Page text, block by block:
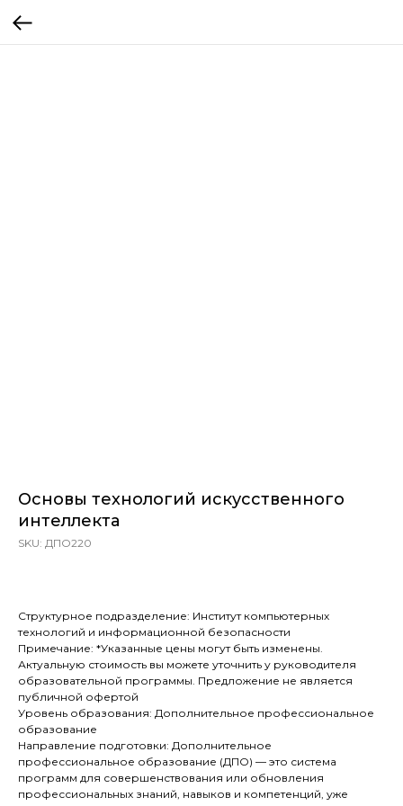
Основы технологий искусственного
интеллекта
SKU: ДПО220
Структурное подразделение: Институт компьютерных
технологий и информационной безопасности
Примечание: *Указанные цены могут быть изменены.
Актуальную стоимость вы можете уточнить у руководителя
образовательной программы. Предложение не является
публичной офертой
Уровень образования: Дополнительное профессиональное
образование
Направление подготовки: Дополнительное
профессиональное образование (ДПО) — это система
программ для совершенствования или обновления
профессиональных знаний, навыков и компетенций, уже